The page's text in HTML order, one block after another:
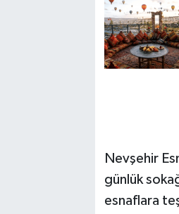
Nevşehir
günlük
esnaflara